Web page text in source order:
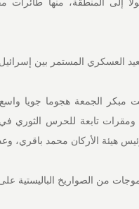
إلى المنطقة، منها طائرات
العسكري المستمر بين
الجمعة هجوما جويا
تابعة للحرس الثوري
هيئة الأركان محمد باقري،
من الصواريخ الباليستية